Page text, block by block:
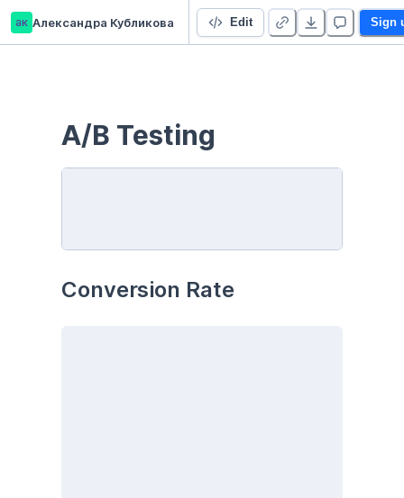
ак Александра Кубликова A/B Testing Edit Sign
A/B Testing
Conversion Rate